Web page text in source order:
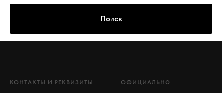
Поиск
КОНТАКТЫ И РЕКВИЗИТЫ ОФИЦИАЛЬНО